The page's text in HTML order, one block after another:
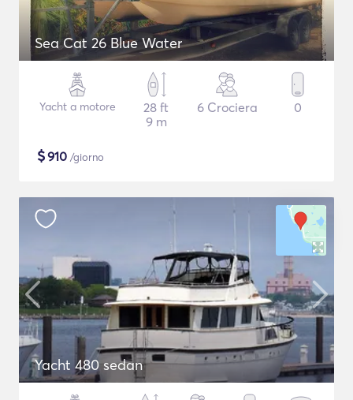
Sea Cat 26 Blue Water
Yacht a motore
28 ft
9 m
6 Crociera 0
$910 /giorno
Yacht 480 sedan